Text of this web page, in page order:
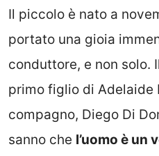
Il piccolo è nato a
portato una gioia
conduttore, e non solo.
primo figlio di Adelaide
compagno, Diego Di
sanno che l’uomo è